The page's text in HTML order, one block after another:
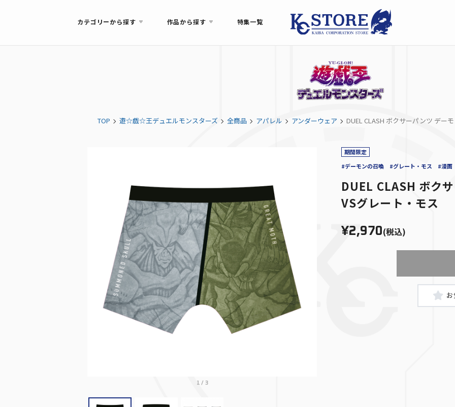
カテゴリーから探す 作品から探す 特集一覧
TOP 遊☆戯☆王デュエルモンスターズ 全商品 アパレル アンダーウェア DUEL CLASH ボクサーパンツ デー
1/ 3
期間限定
#デーモンの召喚
#グレート・モス #漫画
DUEL CLASH ボク
VSグレート・モス
¥2,970(税込)